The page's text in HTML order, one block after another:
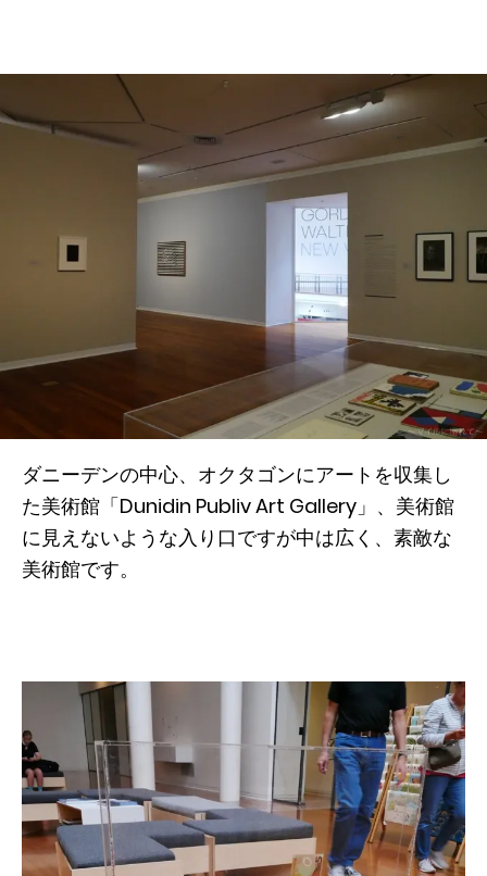
ダニーデンの中心、オクタゴンにアートを収集し
た美術館「Dunidin Publiv Art Gallery」、美術館
に見えないような入り口ですが中は広く、素敵な
美術館です。